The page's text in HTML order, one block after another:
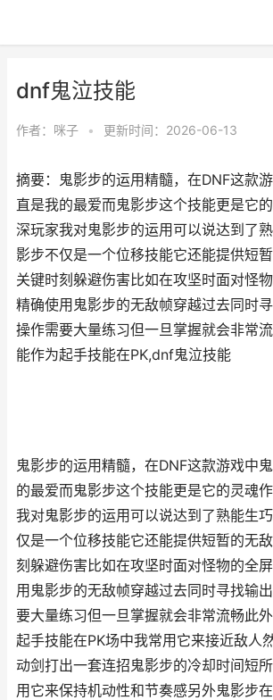
dnf鬼泣技能
作者： 咪子 • 更新时间：2026-06-13
摘要：鬼影步的运用精髓，在DNF这款
直是我的最爱而鬼影步这个技能更是它
深玩家我对鬼影步的运用可以说达到了
影步不仅是一个位移技能它还能提供短
关键时刻躲避伤害比如在攻坚时面对怪
精确使用鬼影步的无敌帧穿越过去同时
操作需要大量练习但一旦掌握就会非常
能作为起手技能在PK,dnf鬼泣技能
鬼影步的运用精髓，在DNF这款游戏中
的最爱而鬼影步这个技能更是它的灵魂
我对鬼影步的运用可以说达到了熟能生
仅是一个位移技能它还能提供短暂的无
刻躲避伤害比如在攻坚时面对怪物的全
用鬼影步的无敌帧穿越过去同时寻找输
要大量练习但一旦掌握就会非常流畅此
起手技能在PK场中我常用它来接近敌人
动剑打出一套连招鬼影步的冷却时间短
用它来保持机动性和节奏感另外鬼影步